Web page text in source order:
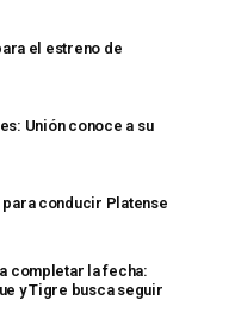
el estreno de
Unión conoce a su
conducir Platense
completar la fecha:
y Tigre busca seguir